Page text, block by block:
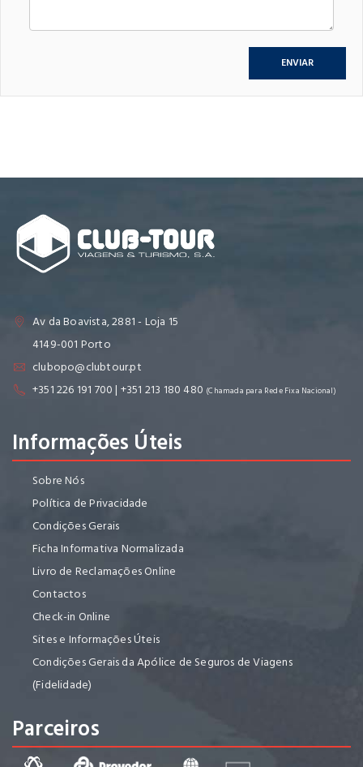
Av da Boavista, 2881 - Loja 15
4149-001 Porto
clubopo@clubtour.pt
+351 226 191 700 | +351 213 180 480 (Chamada para Rede Fixa Nacional)
Informações Úteis
Sobre Nós
Política de Privacidade
Condições Gerais
Ficha Informativa Normalizada
Livro de Reclamações Online
Contactos
Check-in Online
Sites e Informações Úteis
Condições Gerais da Apólice de Seguros de Viagens
(Fidelidade)
Parceiros